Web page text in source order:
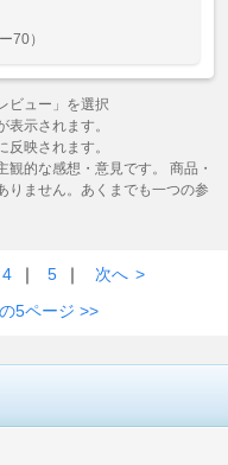
70）
ビュー」を選択
示されます。
映されます。
的な感想・意見です。 商品・
りません。あくまでも一つの参
4 ｜ 5 ｜ 次へ >
5ページ >>